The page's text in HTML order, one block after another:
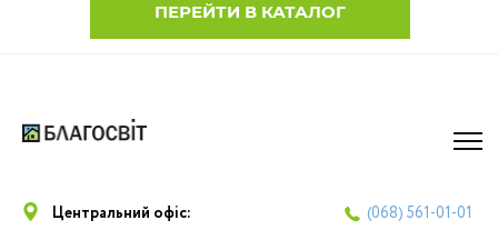
ПЕРЕЙТИ В КАТАЛОГ
Центральний офіс: (068) 561-01-01